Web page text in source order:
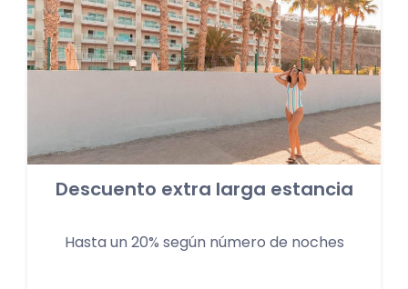
Descuento extra larga estancia
Hasta un 20% según número de noches